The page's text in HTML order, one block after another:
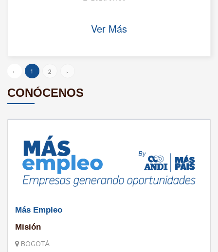
Ver Más
‹ 1 2 ›
CONÓCENOS
Más Empleo
Misión
BOGOTÁ